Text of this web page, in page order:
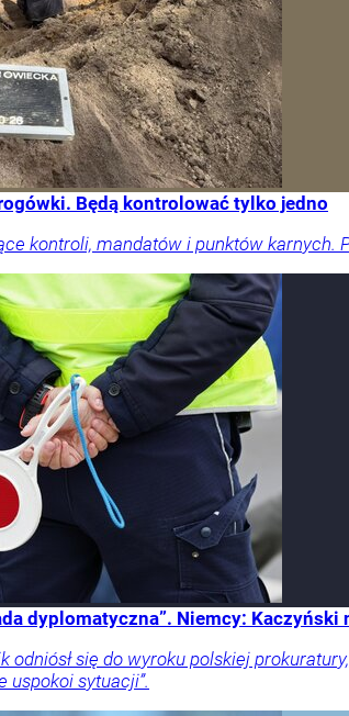
Będą kontrolować tylko jedno
kontroli, mandatów i punktów karnych.
dyplomatyczna”. Niemcy:
odniósł się do wyroku polskiej
uspokoi sytuacji”.